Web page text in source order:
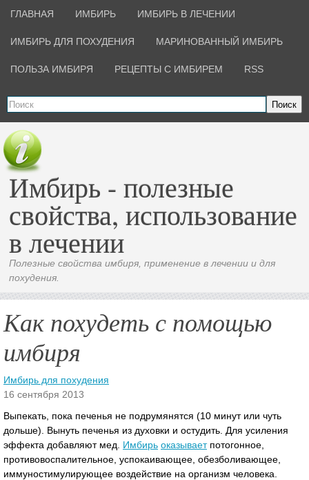
ГЛАВНАЯ ИМБИРЬ ИМБИРЬ В ЛЕЧЕНИИ
ИМБИРЬ ДЛЯ ПОХУДЕНИЯ МАРИНОВАННЫЙ ИМБИРЬ
ПОЛЬЗА ИМБИРЯ РЕЦЕПТЫ С ИМБИРЕМ RSS
Поиск
Имбирь - полезные
свойства, использование
в лечении
Полезные свойства имбиря, применение в лечении и для
похудения.
Как похудеть с помощью
имбиря
Имбирь для похудения
16 сентября 2013
Выпекать, пока печенья не подрумянятся (10 минут или чуть
дольше). Вынуть печенья из духовки и остудить. Для усиления
эффекта добавляют мед. Имбирь оказываетпотогонное,
противовоспалительное, успокаивающее, обезболивающее,
иммуностимулирующее воздействие на организм человека.